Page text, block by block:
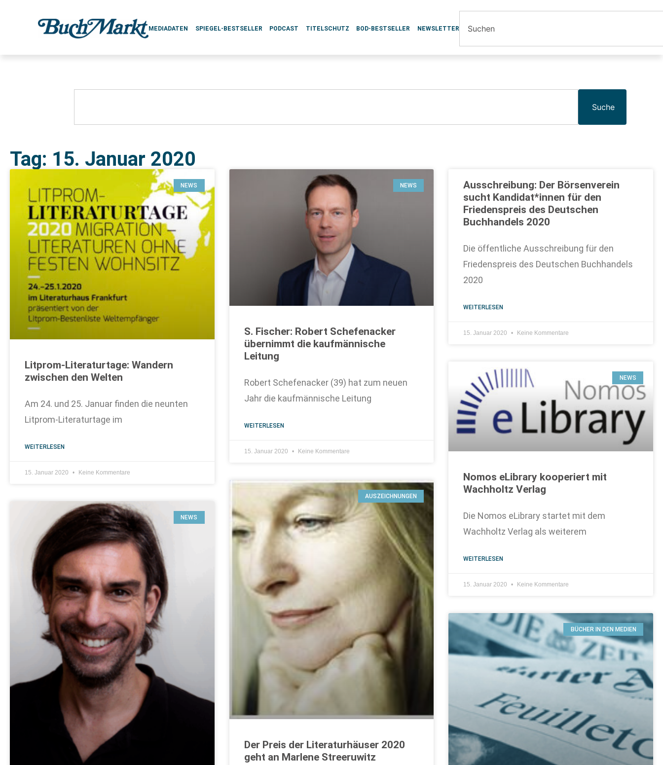
MEDIADATEN SPIEGEL-BESTSELLER PODCAST TITELSCHUTZ BOD-BESTSELLER NEWSLETTER
Suche
Tag: 15. Januar 2020
NEWS
Litprom-Literaturtage: Wandern
zwischen den Welten
Am 24. und 25. Januar finden die neunten
Litprom-Literaturtage im
WEITERLESEN
15. Januar 2020 Keine Kommentare
NEWS
S. Fischer: Robert Schefenacker
übernimmt die kaufmännische
Leitung
Robert Schefenacker (39) hat zum neuen
Jahr die kaufmännische Leitung
WEITERLESEN
15. Januar 2020 Keine Kommentare
Ausschreibung: Der Börsenverein
sucht Kandidat*innen für den
Friedenspreis des Deutschen
Buchhandels 2020
Die öffentliche Ausschreibung für den
Friedenspreis des Deutschen Buchhandels
2020
WEITERLESEN
15. Januar 2020 Keine Kommentare
NEWS
AUSZEICHNUNGEN
Der Preis der Literaturhäuser 2020
geht an Marlene Streeruwitz
NEWS
Nomos eLibrary kooperiert mit
Wachholtz Verlag
Die Nomos eLibrary startet mit dem
Wachholtz Verlag als weiterem
WEITERLESEN
15. Januar 2020 Keine Kommentare
BÜCHER IN DEN MEDIEN